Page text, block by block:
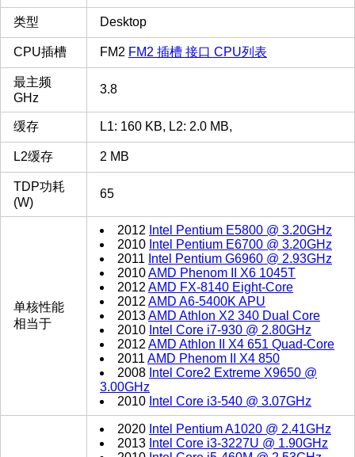
类型 Desktop
CPU插槽 FM2 FM2 插槽 接口 CPU列表
最主频
GHz
3.8
缓存 L1: 160 KB, L2: 2.0 MB,
L2缓存 2 MB
TDP功耗
(W)
65
单核性能
相当于
2012 Intel Pentium E5800 @ 3.20GHz
2010 Intel Pentium E6700 @ 3.20GHz
2011 Intel Pentium G6960 @ 2.93GHz
2010AMD Phenom II X6 1045T
2012AMD FX-8140 Eight-Core
2012AMD A6-5400K APU
2013AMD Athlon X2 340 Dual Core
2010 Intel Core i7-930 @ 2.80GHz
2012AMD Athlon II X4 651 Quad-Core
2011AMD Phenom II X4 850
2008 Intel Core2 Extreme X9650 @
3.00GHz
2010 Intel Core i3-540 @ 3.07GHz
2020 Intel Pentium A1020 @ 2.41GHz
2013 Intel Core i3-3227U @ 1.90GHz